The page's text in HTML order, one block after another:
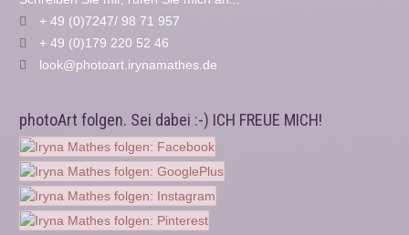
+ 49 (0)7247/ 98 71 957
+ 49 (0)179 220 52 46
look@photoart.irynamathes.de
photoArt folgen. Sei dabei :-) ICH FREUE MICH!